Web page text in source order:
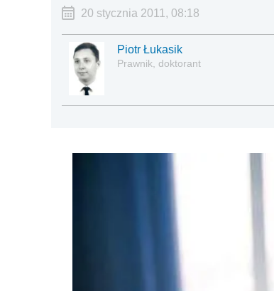
20 stycznia 2011, 08:18
Piotr Łukasik
Prawnik, doktorant